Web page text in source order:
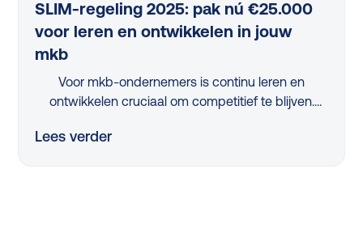
SLIM-regeling 2025: pak nú €25.000
voor leren en ontwikkelen in jouw
mkb
Voor mkb-ondernemers is continu leren en
ontwikkelen cruciaal om competitief te blijven.
flinke uitdaging. Dus, hoe pak je dit slim aan?
Lees verder